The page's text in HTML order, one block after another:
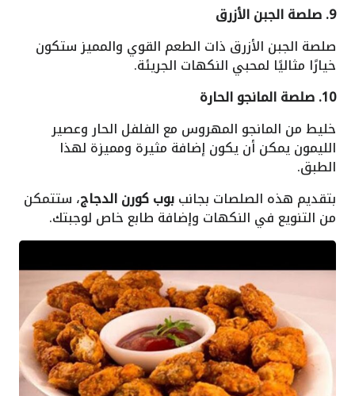
9. صلصة الجبن الأزرق
صلصة الجبن الأزرق ذات الطعم القوي والمميز ستكون
خيارًا مثاليًا لمحبي النكهات الجريئة.
10. صلصة المانجو الحارة
خليط من المانجو المهروس مع الفلفل الحار وعصير
الليمون يمكن أن يكون إضافة مثيرة ومميزة لهذا
الطبق.
بتقديم هذه الصلصات بجانببوب كورن الدجاج، ستتمكن
من التنويع في النكهات وإضافة طابع خاص لوجبتك.